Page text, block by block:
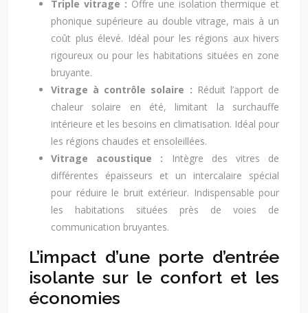
Triple vitrage : Offre une isolation thermique et
phonique supérieure au double vitrage, mais à un
coût plus élevé. Idéal pour les régions aux hivers
rigoureux ou pour les habitations situées en zone
bruyante.
Vitrage à contrôle solaire : Réduit l’apport de
chaleur solaire en été, limitant la surchauffe
intérieure et les besoins en climatisation. Idéal pour
les régions chaudes et ensoleillées.
Vitrage acoustique :
Intègre des vitres de
différentes épaisseurs et un intercalaire spécial
pour réduire le bruit extérieur. Indispensable pour
les habitations situées près de voies de
communication bruyantes.
L’impact d’une porte d’entrée
isolante sur le confort et les
économies